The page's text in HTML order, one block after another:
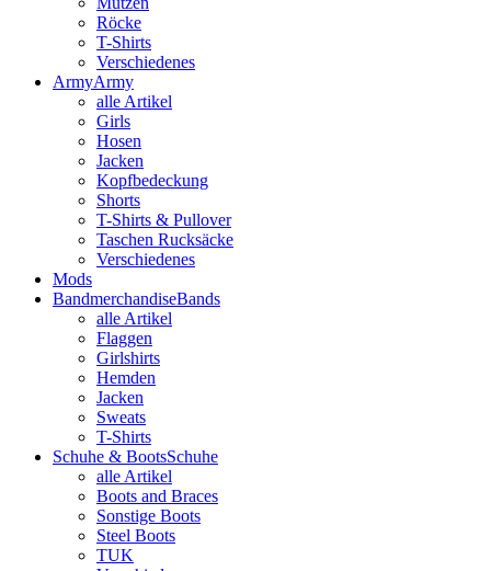
Röcke
T-Shirts
Verschiedenes
ArmyArmy
alle Artikel
Girls
Hosen
Jacken
Kopfbedeckung
Shorts
T-Shirts & Pullover
Taschen Rucksäcke
Verschiedenes
Mods
BandmerchandiseBands
alle Artikel
Flaggen
Girlshirts
Hemden
Jacken
Sweats
T-Shirts
Schuhe & BootsSchuhe
alle Artikel
Boots and Braces
Sonstige Boots
Steel Boots
TUK